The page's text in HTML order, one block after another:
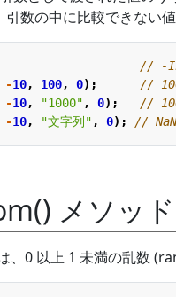
数の中に比較できない
-10, 100, 0);
-10, "1000" , 0);
-10, "文字列" , 0);
メソッド
0 以上 1 未満の乱数